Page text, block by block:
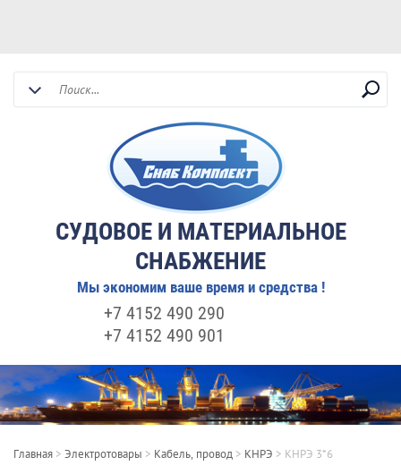
СУДОВОЕ И МАТЕРИАЛЬНОЕ
СНАБЖЕНИЕ
Мы экономим ваше время и средства !
+7 4152 490 290
+7 4152 490 901
Главная > Электротовары > Кабель, провод > КНРЭ > КНРЭ 3*6